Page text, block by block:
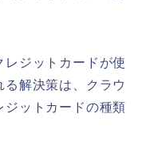
ジットカードが使
る解決策は、クラウ
ジットカードの種類